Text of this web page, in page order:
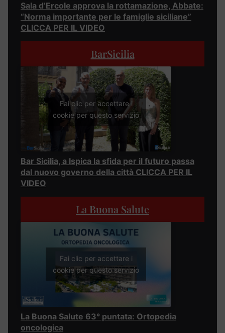
Sala d’Ercole approva la rottamazione, Abbate:
“Norma importante per le famiglie siciliane”
CLICCA PER IL VIDEO
BarSicilia
Fai clic per accettare i
cookie per questo servizio
Bar Sicilia, a Ispica la sfida per il futuro passa
dal nuovo governo della città CLICCA PER IL
VIDEO
La Buona Salute
Fai clic per accettare i
cookie per questo servizio
La Buona Salute 63° puntata: Ortopedia
oncologica